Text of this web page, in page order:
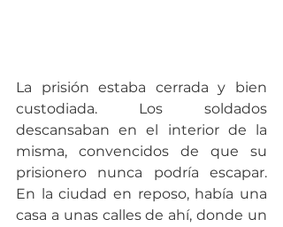
La prisión estaba cerrada y bien
custodiada. Los soldados
descansaban en el interior de la
misma, convencidos de que su
prisionero nunca podría escapar.
En la ciudad en reposo, había una
casa a unas calles de ahí, donde un